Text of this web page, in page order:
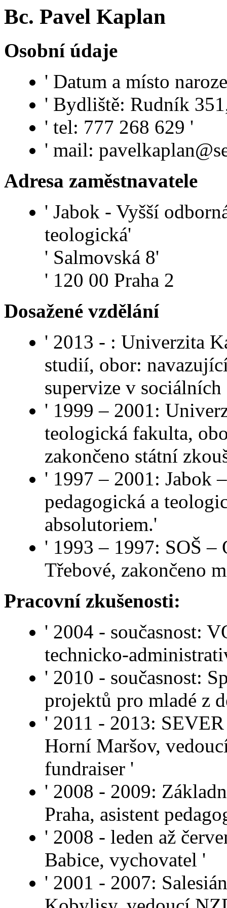
Bc. Pavel Kaplan
Osobní údaje
' Datum a místo
' Bydliště: Rudník
' tel: 777 268 629 '
' mail:
Adresa zaměstnavatele
' Jabok - Vyšší
teologická'
' Salmovská 8'
' 120 00 Praha 2
Dosažené vzdělání
' 2013 - : Univerzita
studií, obor:
supervize v
' 1999 – 2001:
teologická fakulta,
zakončeno státní
' 1997 – 2001: Jabok
pedagogická a
absolutoriem.'
' 1993 – 1997: SOŠ –
Třebové, zakončeno
Pracovní zkušenosti:
' 2004 - současnost:
technicko-
' 2010 - současnost:
projektů pro mladé z
' 2011 - 2013:
Horní Maršov,
fundraiser '
' 2008 - 2009:
Praha, asistent
' 2008 - leden až
Babice, vychovatel '
' 2001 - 2007: